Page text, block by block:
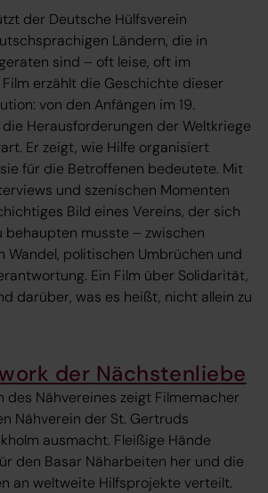
der Deutsche Hülfsverein
Ländern, die in
sind – oft leise, oft im
erzählt die Geschichte dieser
von den Anfängen im 19.
Herausforderungen der Weltkriege
Er zeigt, wie Hilfe organisiert
für die Betroffenen bedeutete. Mit
und szenischen Momenten
Bild eines Vereins, der sich
behaupten musste – zwischen
Wandel, politischen Umbrüchen und
Ein Film über Solidarität,
darüber, was es heißt, nicht allein zu
der Nächstenliebe
des Nähvereines zeigt Filmemacher
Nähverein der St. Gertruds
ausmacht. Fleißige Hände
den Basar Näharbeiten her und die
an weltweite Hilfsprojekte verteilt.